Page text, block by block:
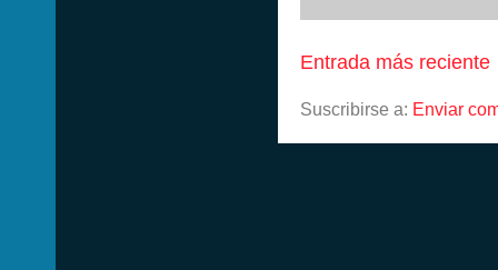
Entrada más reciente
Suscribirse a: Enviar